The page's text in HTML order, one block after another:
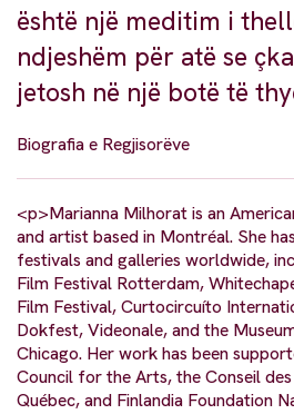
është një meditim i
ndjeshëm për atë se
jetosh në një botë të
Biografia e Regjisorëve
<p>Marianna Milhorat is an
and artist based in Montréal. She
festivals and galleries worldwide,
Film Festival Rotterdam,
Film Festival, Curtocircuíto
Dokfest, Videonale, and the
Chicago. Her work has been
Council for the Arts, the Conseil
Québec, and Finlandia Foundation